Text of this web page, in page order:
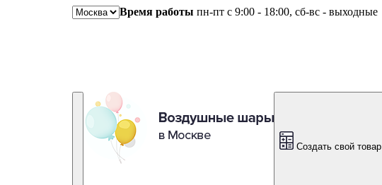
Время работы пн-пт с 9:00 - 18:00, сб-вс - выходные
Создать свой товар